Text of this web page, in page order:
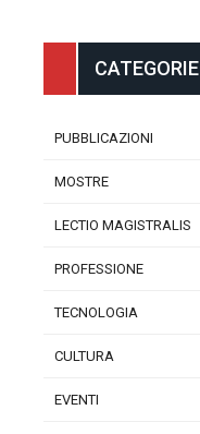
CATEGORIE
PUBBLICAZIONI
MOSTRE
LECTIO MAGISTRALIS
PROFESSIONE
TECNOLOGIA
CULTURA
EVENTI